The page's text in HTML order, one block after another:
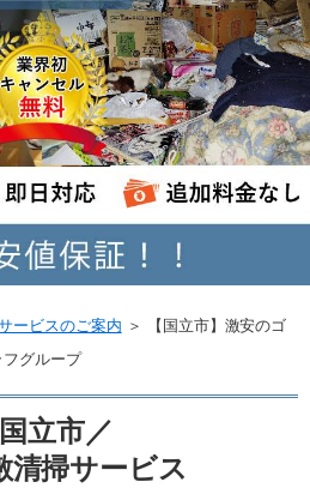
ービスのご案内 ＞
【国立市】激安のゴ
グループ
立市／
清掃サービス